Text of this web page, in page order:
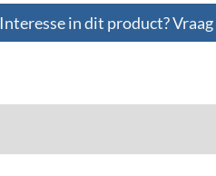
Interesse in dit product?